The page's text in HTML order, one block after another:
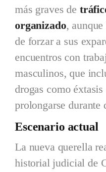
más graves de
organizado,
de forzar a sus
encuentros con
masculinos, que
drogas como
prolongarse durante
Escenario actual
La nueva querella
historial judicial de